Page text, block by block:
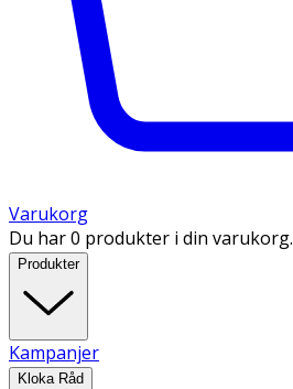
Varukorg
Du har 0 produkter i din varukorg.
Produkter
Kampanjer
Kloka Råd